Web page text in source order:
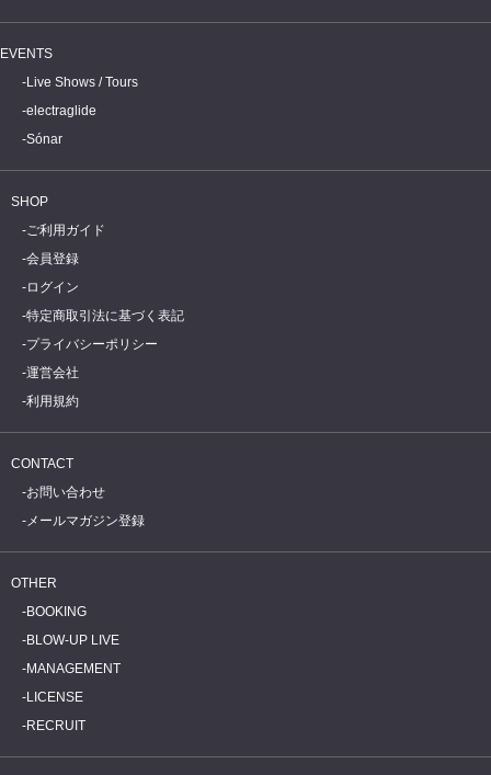
EVENTS
Live Shows / Tours
electraglide
Sónar
SHOP
ご利用ガイド
会員登録
ログイン
特定商取引法に基づく表記
プライバシーポリシー
運営会社
利用規約
CONTACT
お問い合わせ
メールマガジン登録
OTHER
BOOKING
BLOW-UP LIVE
MANAGEMENT
LICENSE
RECRUIT